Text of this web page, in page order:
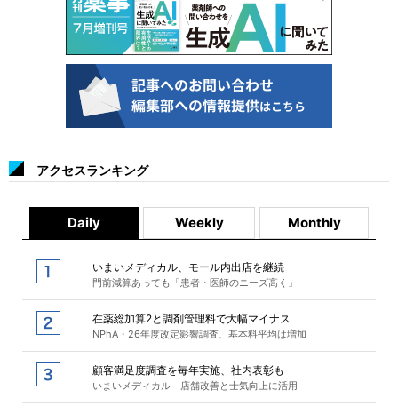
アクセスランキング
Daily Weekly Monthly
いまいメディカル、モール内出店を継続
門前減算あっても「患者・医師のニーズ高く」
在薬総加算2と調剤管理料で大幅マイナス
NPhA・26年度改定影響調査、基本料平均は増加
顧客満足度調査を毎年実施、社内表彰も
いまいメディカル 店舗改善と士気向上に活用